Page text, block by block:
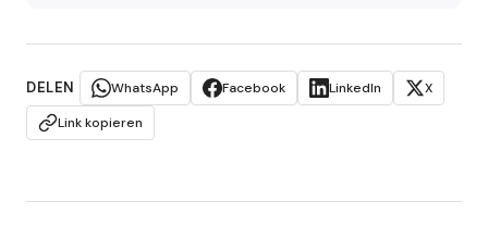
DELEN WhatsApp Facebook LinkedIn
X
Link kopieren